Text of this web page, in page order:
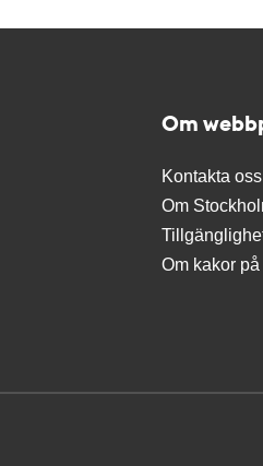
Om
Kontakta oss
Om
Om kakor